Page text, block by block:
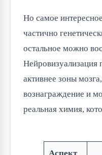
Но самое
частично
остальное можно
Нейровизуализация
активнее зоны
вознаграждение и
реальная химия,